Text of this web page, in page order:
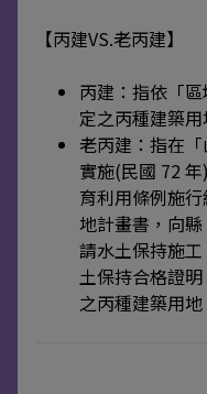
【丙建VS.老丙建】
丙建：指依「
定之丙種建築用
老丙建：指在
實施(民國 72
育利用條例施
地計畫書，向
請水土保持施
土保持合格證
之丙種建築用地